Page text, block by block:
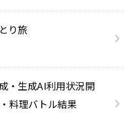
り旅
・生成AI利用状況開
料理バトル結果